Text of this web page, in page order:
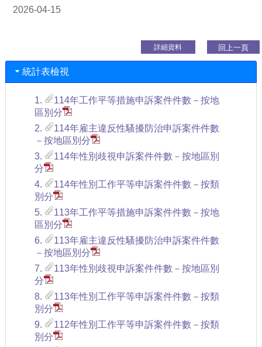
2026-04-15
回上一頁
統計表檢視
1.
114年工作平等措施申訴案件件數－按地
區別分
2.
114年雇主違反性騷擾防治申訴案件件數
－按地區別分
3.
114年性別歧視申訴案件件數－按地區別
分
4.
114年性別工作平等申訴案件件數－按類
別分
5.
113年工作平等措施申訴案件件數－按地
區別分
6.
113年雇主違反性騷擾防治申訴案件件數
－按地區別分
7.
113年性別歧視申訴案件件數－按地區別
分
8.
113年性別工作平等申訴案件件數－按類
別分
9.
112年性別工作平等申訴案件件數－按類
別分